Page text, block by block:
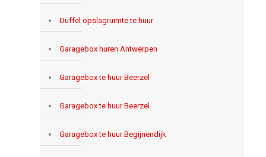
Duffel opslagruimte te huur
Garagebox huren Antwerpen
Garagebox te huur Beerzel
Garagebox te huur Beerzel
Garagebox te huur Begijnendijk